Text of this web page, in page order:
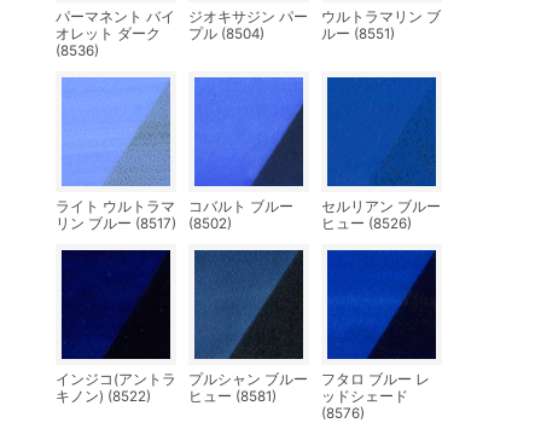
パーマネント バイ
オレット ダーク
(8536)
ジオキサジン パー
プル (8504)
ウルトラマリン ブ
ルー (8551)
ライト ウルトラマ
リン ブルー (8517)
コバルト ブルー
(8502)
セルリアン ブルー
ヒュー (8526)
インジコ(アントラ
キノン) (8522)
プルシャン ブルー
ヒュー (8581)
フタロ ブルー レ
ッドシェード
(8576)